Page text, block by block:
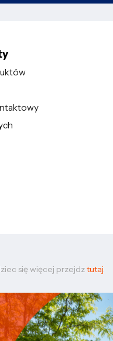
się więcej przejdztutaj.